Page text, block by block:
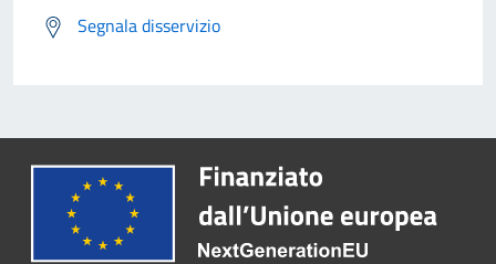
Segnala disservizio